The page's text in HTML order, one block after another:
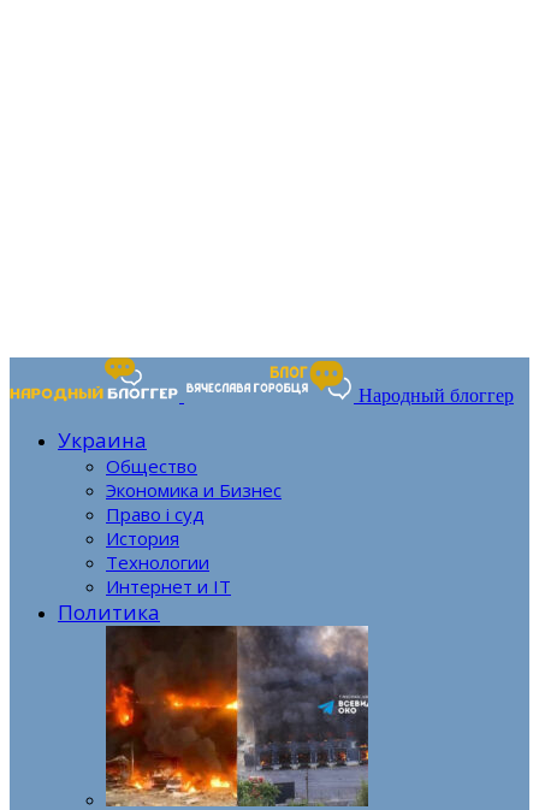
Народный блоггер
Украина
Общество
Экономика и Бизнес
Право і суд
История
Технологии
Интернет и IT
Политика